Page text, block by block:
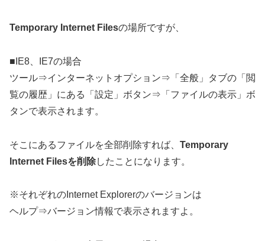
Temporary Internet Filesの場所ですが、
■IE8、IE7の場合
ツール⇒インターネットオプション⇒「全般」タブの「閲
覧の履歴」にある「設定」ボタン⇒「ファイルの表示」ボ
タンで表示されます。
そこにあるファイルを全部削除すれば、 Temporary
Internet Filesを削除したことになります。
※それぞれのInternet Explorerのバージョンは
ヘルプ⇒バージョン情報で表示されますよ。